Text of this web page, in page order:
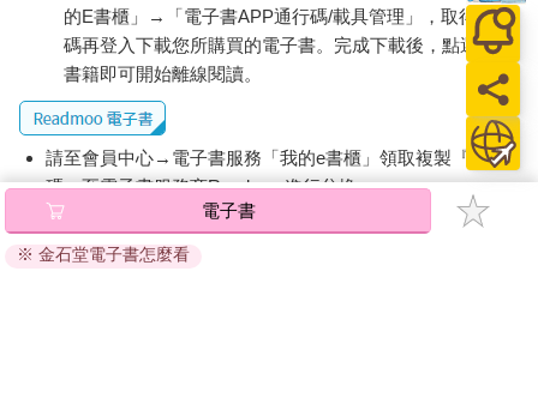
的E書櫃」→「電子書APP通行碼/載具管理」，取得通行
碼再登入下載您所購買的電子書。完成下載後，點選任一
書籍即可開始離線閱讀。
請至會員中心→電子書服務「我的e書櫃」領取複製『兌換
碼』至電子書服務商Readmoo進行兌換。
退換貨須知：
因版權保護，您在金石堂所購買的電子書僅能以金石堂專屬
電子書
※ 金石堂電子書怎麼看